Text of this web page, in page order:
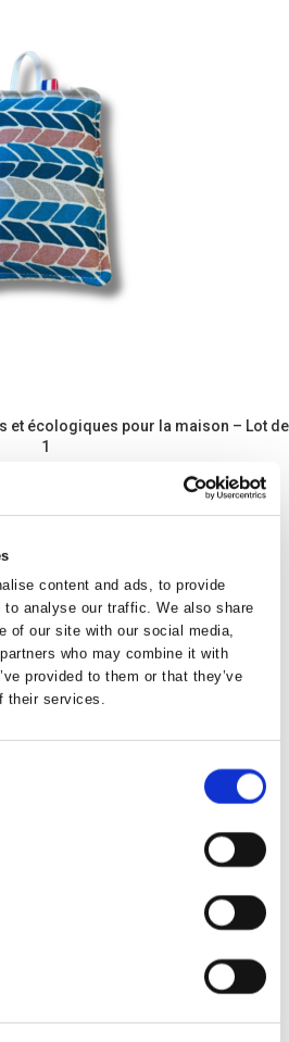
content and ads, to provide
analyse our traffic. We also share
of our site with our social media,
who may combine it with
provided to them or that they’ve
their services.
et écologiques pour la maison – Lot de
1